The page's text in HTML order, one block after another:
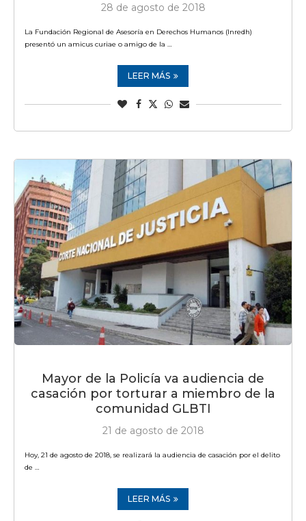
28 de agosto de 2018
La Fundación Regional de Asesoría en Derechos Humanos (Inredh)
presentó un amicus curiae o amigo de la …
LEER MÁS
Mayor de la Policía va audiencia de
casación por torturar a miembro de la
comunidad GLBTI
21 de agosto de 2018
Hoy, 21 de agosto de 2018, se realizará la audiencia de casación por el delito
de …
LEER MÁS